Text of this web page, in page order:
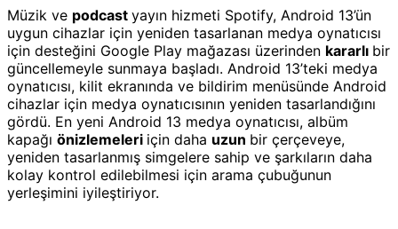
Müzik ve podcast yayın hizmeti Spotify, Android 13’ün
uygun cihazlar için yeniden tasarlanan medya oynatıcısı
için desteğini Google Play mağazası üzerinden kararlı bir
güncellemeyle sunmaya başladı. Android 13’teki medya
oynatıcısı, kilit ekranında ve bildirim menüsünde Android
cihazlar için medya oynatıcısının yeniden tasarlandığını
gördü. En yeni Android 13 medya oynatıcısı, albüm
kapağı önizlemeleri için daha uzun bir çerçeveye,
yeniden tasarlanmış simgelere sahip ve şarkıların daha
kolay kontrol edilebilmesi için arama çubuğunun
yerleşimini iyileştiriyor.